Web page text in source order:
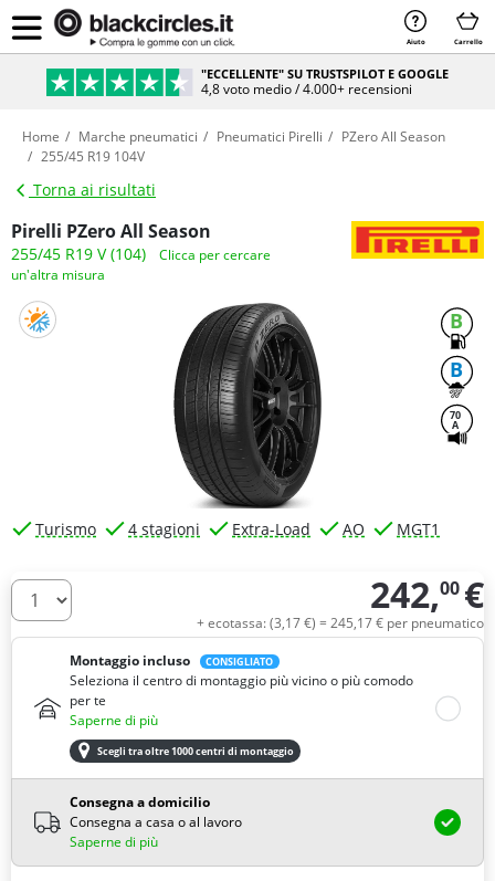
Aiuto Carrello
"ECCELLENTE" SU TRUSTSPILOT E GOOGLE
4,8 voto medio / 4.000+ recensioni
Home Marche pneumatici Pneumatici Pirelli
PZero All Season
255/45 R19 104V
Torna ai risultati
Pirelli PZero All Season
255/45 R19 V (104)
Clicca per cercare
un'altra misura
B
B
70
A
Turismo 4 stagioni Extra-Load AO MGT1
Quantità 242,00 €
+ ecotassa: (3,17€) = 245,17€ per pneumatico
Montaggio incluso
CONSIGLIATO
Seleziona il centro di montaggio più vicino o più comodo
per te
Saperne di più
Scegli tra oltre 1000 centri di montaggio
Consegna a domicilio
Consegna a casa o al lavoro
Saperne di più